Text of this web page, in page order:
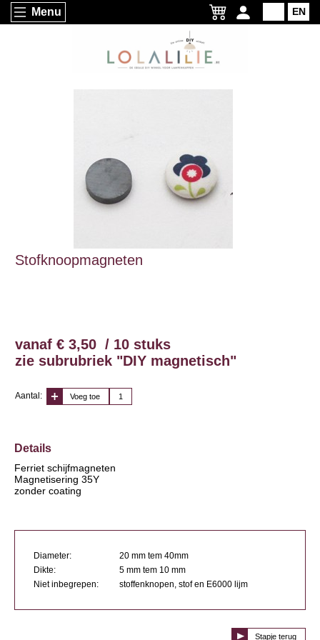
Menu EN
Stofknoopmagneten
vanaf € 3,50 / 10 stuks
zie subrubriek "DIY magnetisch"
Aantal: Voeg toe
Details
Ferriet schijfmagneten
Magnetisering 35Y
zonder coating
Diameter:
20 mm tem 40mm
Dikte:
5 mm tem 10 mm
Niet inbegrepen:
stoffenknopen, stof en E6000 lijm
Stapje terug